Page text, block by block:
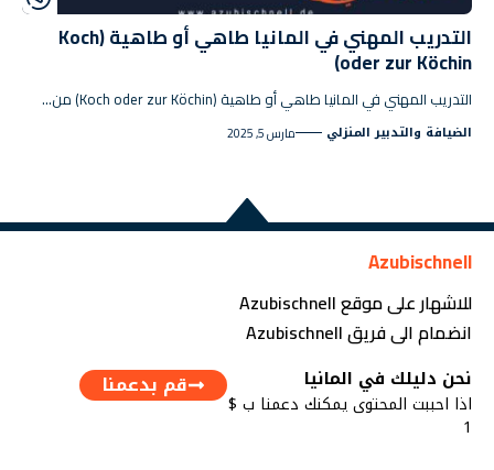
التدريب المهني في المانيا طاهي أو طاهية (Koch
oder zur Köchin)
التدريب المهني في المانيا طاهي أو طاهية (Koch oder zur Köchin) من…
الضيافة والتدبير المنزلي مارس 5, 2025
Azubischnell
للاشهار على موقع Azubischnell
انضمام الى فريق Azubischnell
نحن دليلك في المانيا
اذا احببت المحتوى يمكنك دعمنا ب $
1
قم بدعمنا